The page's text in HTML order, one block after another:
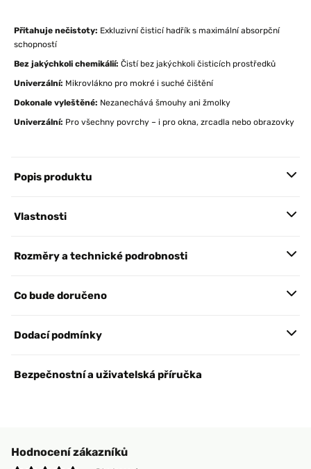
Přitahuje nečistoty: Exkluzivní čisticí hadřík s maximální absorpční
schopností
Bez jakýchkoli chemikálií: Čistí bez jakýchkoli čisticích prostředků
Univerzální: Mikrovlákno pro mokré i suché čištění
Dokonale vyleštěné: Nezanechává šmouhy ani žmolky
Univerzální: Pro všechny povrchy – i pro okna, zrcadla nebo obrazovky
Popis produktu
Vlastnosti
Rozměry a technické podrobnosti
Co bude doručeno
Dodací podmínky
Bezpečnostní a uživatelská příručka
Hodnocení zákazníků